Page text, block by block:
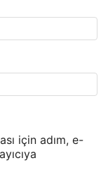
için adım, e-